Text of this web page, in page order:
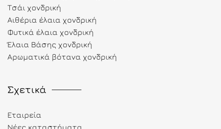
Τσάι χονδρική
Αιθέρια έλαια χονδρική
Φυτικά έλαια χονδρική
Έλαια Βάσης χονδρική
Αρωματικά βότανα χονδρική
Σχετικά
Εταιρεία
Νέες καταστήματα